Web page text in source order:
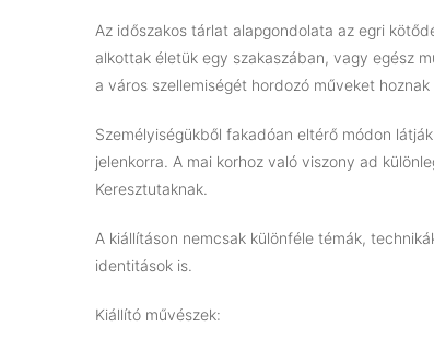
Az időszakos tárlat alapgondolata az egri
alkottak életük egy szakaszában, vagy egész
a város szellemiségét hordozó műveket hoznak
Személyiségükből fakadóan eltérő módon
jelenkorra. A mai korhoz való viszony ad
Keresztutaknak.
A kiállításon nemcsak különféle témák,
identitások is.
Kiállító művészek: